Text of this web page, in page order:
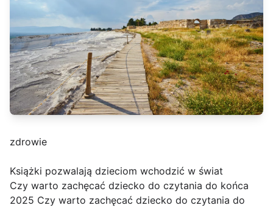
zdrowie
Książki pozwalają dzieciom wchodzić w świat
Czy warto zachęcać dziecko do czytania do końca
2025 Czy warto zachęcać dziecko do czytania do